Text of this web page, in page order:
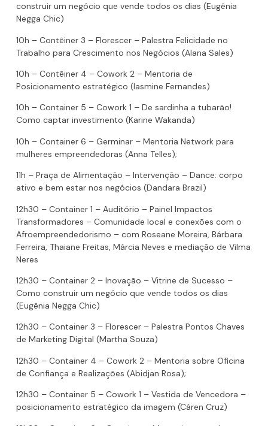
construir um negócio que vende todos os dias (Eugênia
Negga Chic)
10h – Contêiner 3 – Florescer – Palestra Felicidade no
Trabalho para Crescimento nos Negócios (Alana Sales)
10h – Contêiner 4 – Cowork 2 – Mentoria de
Posicionamento estratégico (Iasmine Fernandes)
10h – Container 5 – Cowork 1 – De sardinha a tubarão!
Como captar investimento (Karine Wakanda)
10h – Container 6 – Germinar – Mentoria Network para
mulheres empreendedoras (Anna Telles);
11h – Praça de Alimentação – Intervenção – Dance: corpo
ativo e bem estar nos negócios (Dandara Brazil)
12h30 – Container 1 – Auditório – Painel Impactos
Transformadores – Comunidade local e conexões com o
Afroempreendedorismo – com Roseane Moreira, Bárbara
Ferreira, Thaiane Freitas, Márcia Neves e mediação de Vilma
Neres
12h30 – Container 2 – Inovação – Vitrine de Sucesso –
Como construir um negócio que vende todos os dias
(Eugênia Negga Chic)
12h30 – Container 3 – Florescer – Palestra Pontos Chaves
de Marketing Digital (Martha Souza)
12h30 – Container 4 – Cowork 2 – Mentoria sobre Oficina
de Confiança e Realizações (Abidjan Rosa);
12h30 – Container 5 – Cowork 1 – Vestida de Vencedora –
posicionamento estratégico da imagem (Cáren Cruz)